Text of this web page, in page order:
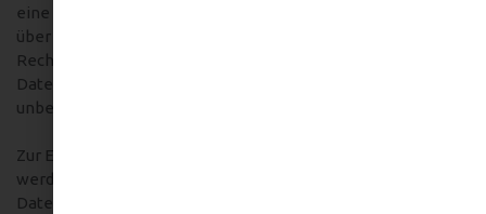
eine formlose Mitteilung per E-Mail oder Sie melden sich
über den „Austragen“-Link im Newsletter ab. Die
Rechtmäßigkeit der bereits erfolgten
Datenverarbeitungsvorgänge bleibt vom Widerruf
unberührt.
Zur Einrichtung des Abonnements eingegebene Daten
werden im Falle der Abmeldung gelöscht. Sollten diese
Daten für andere Zwecke und an anderer Stelle an uns